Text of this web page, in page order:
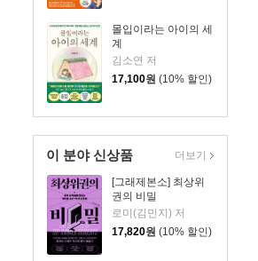
몰입이라는 아이의 세
계
김소연 저
17,100원 (10% 할인)
이 분야 신상품
[그래제본소] 최상위
권의 비밀
로미(김민지) 저
17,820원 (10% 할인)
더보기